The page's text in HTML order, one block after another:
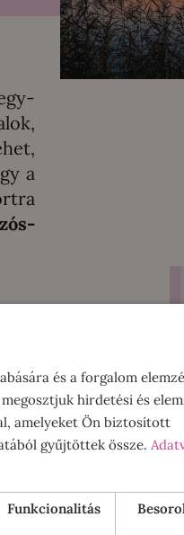
a
és a forgalom
hirdetési és
amelyeket Ön biztosított
gyűjtöttek össze.
Funkcionalitás